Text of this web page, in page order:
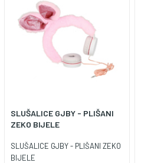
SLUŠALICE GJBY - PLIŠANI
ZEKO BIJELE
SLUŠALICE GJBY - PLIŠANI ZEKO
BIJELE